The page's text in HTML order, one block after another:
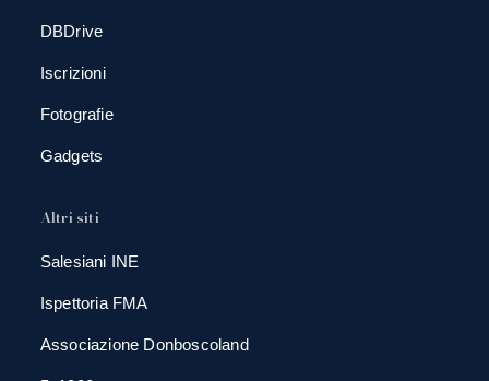
DBDrive
Iscrizioni
Fotografie
Gadgets
Altri siti
Salesiani INE
Ispettoria FMA
Associazione Donboscoland